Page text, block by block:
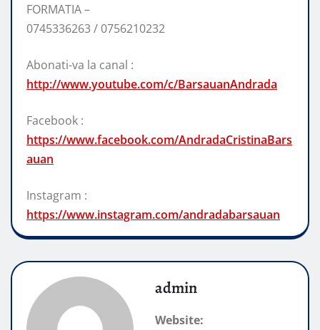
FORMATIA –
0745336263 / 0756210232
Abonati-va la canal :
http://www.youtube.com/c/BarsauanAndrada
Facebook :
https://www.facebook.com/AndradaCristinaBars
auan
Instagram :
https://www.instagram.com/andradabarsauan
admin
Website: